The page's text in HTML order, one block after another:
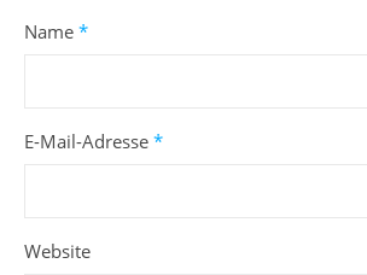
Name *
E-Mail-Adresse *
Website